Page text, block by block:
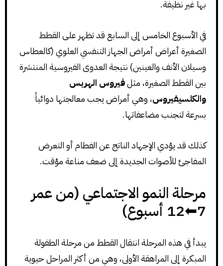
بها غير نظيفة.
في الأسبوع الخامس إلى السابع قد تظهر على القطط
الصغيرة أعراض أمراض الجهاز التنفسي العلوي (كالعطاس
وسيلان الأنف والعينين) نتيجة العدوى الفيروسية المنتشرة
بين القطط الصغيرة، مثلفيروس الهربس
والكلسيفيروس، وهي أمراض يجب معالجتها دوائياً
بسرعة لتجنب مضاعفاتها.
كذلك قد يؤدي الإجهاد الناتج عن الفطام أو التعرض
المفاجئ للأصوات الجديدة إلى ضعف مناعة مؤقت.
مرحلة النمو الاجتماعي (من عمر
7⬅12 أسبوع)
يبدأ في هذه المرحلة انتقال القطط من مرحلة الطفولة
المبكرة إلى المراهقة الأولى، وهي من أكثر المراحل حيوية